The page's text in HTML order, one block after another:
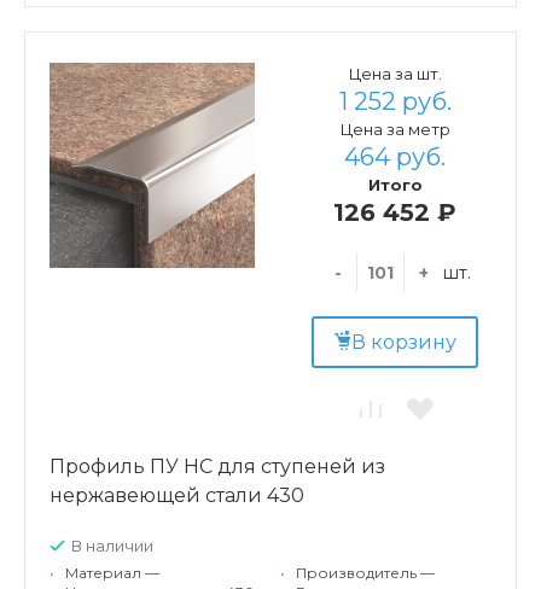
Цена за шт.
1 252 руб.
Цена за метр
464 руб.
Итого
126 452 ₽
- + шт.
В корзину
Профиль ПУ НС для ступеней из
нержавеющей стали 430
В наличии
•
Материал —
•
Производитель —